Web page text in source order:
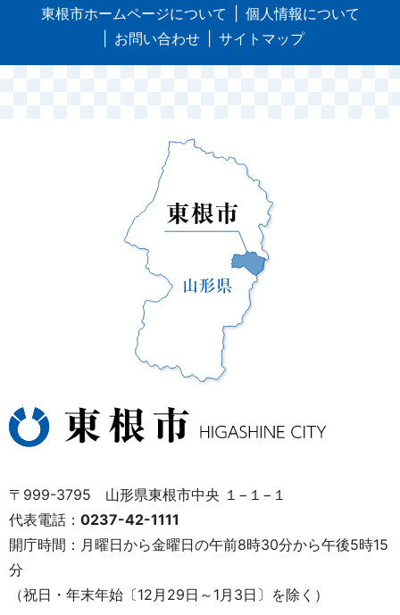
東根市ホームページについて
個人情報について
お問い合わせ
サイトマップ
〒999-3795 山形県東根市中央 １−１−１
代表電話： 0237-42-1111
開庁時間：月曜日から金曜日の午前8時30分から午後5時15
分
（祝日・年末年始〔12月29日～1月3日〕を除く）